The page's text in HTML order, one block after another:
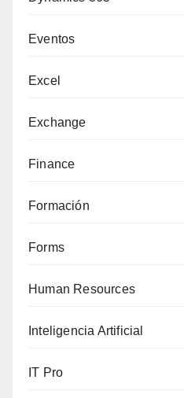
Eventos
Excel
Exchange
Finance
Formación
Forms
Human Resources
Inteligencia Artificial
IT Pro